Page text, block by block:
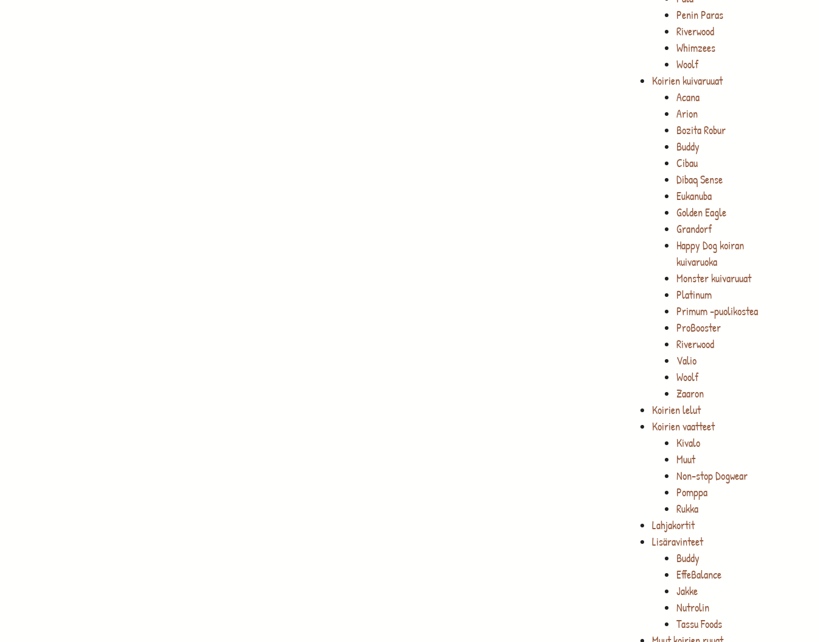
Penin Paras
Riverwood
Whimzees
Woolf
Koirien kuivaruuat
Acana
Arion
Bozita Robur
Buddy
Cibau
Dibaq Sense
Eukanuba
Golden Eagle
Grandorf
Happy Dog koiran
kuivaruoka
Monster kuivaruuat
Platinum
Primum -puolikostea
ProBooster
Riverwood
Valio
Woolf
Zaaron
Koirien lelut
Koirien vaatteet
Kivalo
Muut
Non-stop Dogwear
Pomppa
Rukka
Lahjakortit
Lisäravinteet
Buddy
EffeBalance
Jakke
Nutrolin
Tassu Foods